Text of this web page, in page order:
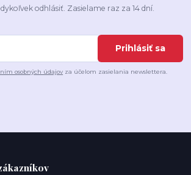
odhlásiť. Zasielame raz za 14 dní.
Prihlásiť sa
osobných údajov za účelom zasielania newslettera.